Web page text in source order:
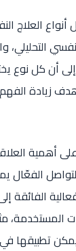
أنواع العلاج
إلى أن كل نوع
زيادة الفهم
أهمية
الفعّال
الفائقة
المستخدمة،
تطبيقها في